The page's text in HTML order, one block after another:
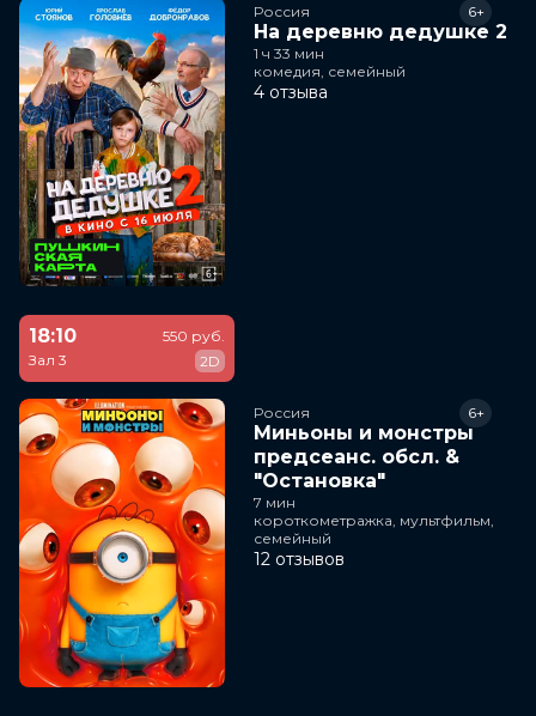
Россия
На деревню дедушке 2
6+
1 ч 33 мин
комедия, семейный
4 отзыва
18:10
Зал 3
550 руб.
2D
Россия
Миньоны и монстры
предсеанс. обсл. &
"Остановка"
6+
7 мин
короткометражка, мультфильм,
семейный
12 отзывов